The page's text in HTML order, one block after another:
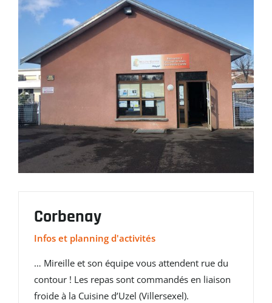
Corbenay
Infos et planning d'activités
… Mireille et son équipe vous attendent rue du
contour ! Les repas sont commandés en liaison
froide à la Cuisine d’Uzel (Villersexel).